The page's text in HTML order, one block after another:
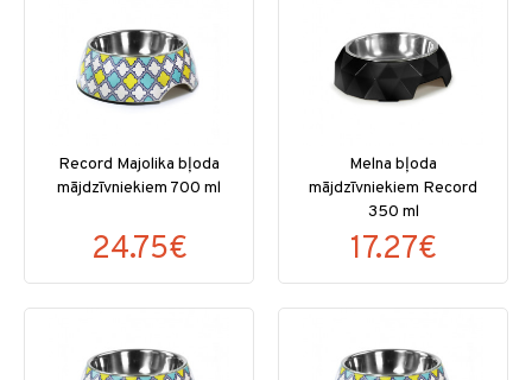
Record Majolika bļoda
mājdzīvniekiem 700 ml
24.75€
Melna bļoda
mājdzīvniekiem Record
350 ml
17.27€